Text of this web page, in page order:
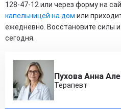
128-47-12 или через форму на
капельницей на дом или
ежедневно. Восстановите силы
сегодня.
Пухова Анна
Терапевт